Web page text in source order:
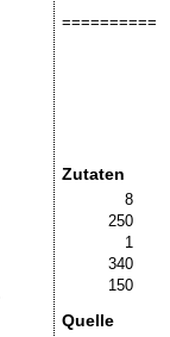
==========
Zutaten
8
250
1
340
150
Quelle